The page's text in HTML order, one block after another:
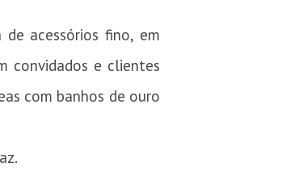
acessórios fino, em
convidados e clientes
com banhos de ouro